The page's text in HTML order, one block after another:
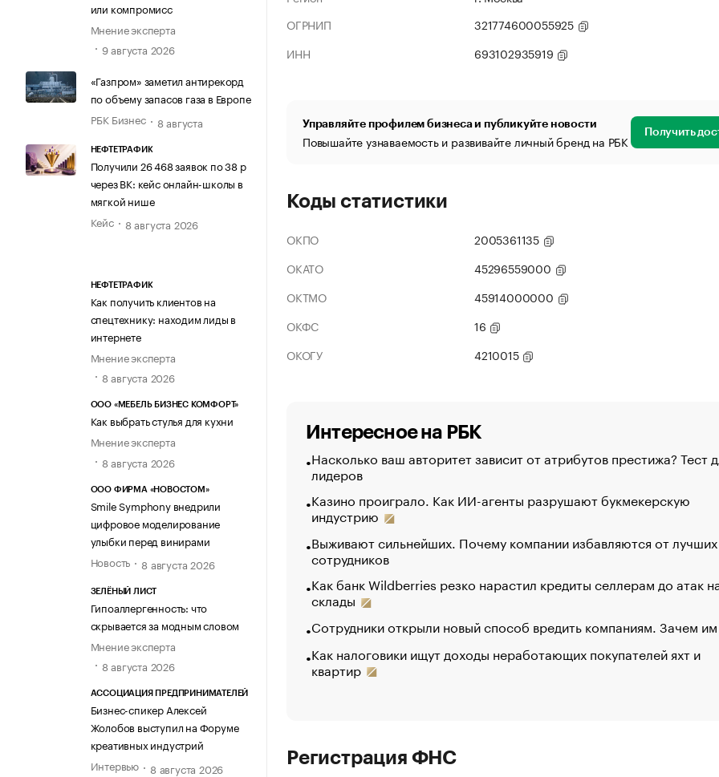
или компромисс
Мнение эксперта
9 августа 2026
«Газпром» заметил антирекорд
по объему запасов газа в Европе
РБК Бизнес
8 августа
НЕФТЕТРАФИК
Получили 26 468 заявок по 38 р
через ВК: кейс онлайн-школы в
мягкой нише
Кейс
8 августа 2026
НЕФТЕТРАФИК
Как получить клиентов на
спецтехнику: находим лиды в
интернете
Мнение эксперта
8 августа 2026
ООО «МЕБЕЛЬ БИЗНЕС КОМФОРТ»
Как выбрать стулья для кухни
Мнение эксперта
8 августа 2026
ООО ФИРМА «НОВОСТОМ»
Smile Symphony внедрили
цифровое моделирование
улыбки перед винирами
Новость
8 августа 2026
ЗЕЛЁНЫЙ ЛИСТ
Гипоаллергенность: что
скрывается за модным словом
Мнение эксперта
8 августа 2026
АССОЦИАЦИЯ ПРЕДПРИНИМАТЕЛЕЙ
Бизнес-спикер Алексей
Жолобов выступил на Форуме
креативных индустрий
Интервью
8 августа 2026
ОГРНИП
321774600055925
ИНН
693102935919
Управляйте профилем бизнеса и публикуйте новости
Повышайте узнаваемость и развивайте личный бренд на РБК Получить
Коды статистики
ОКПО
2005361135
ОКАТО
45296559000
ОКТМО
45914000000
ОКФС
16
ОКОГУ
4210015
Интересное на РБК
Насколько ваш авторитет зависит от атрибутов престижа? Тест
лидеров
Казино проиграло. Как ИИ-агенты разрушают букмекерскую
индустрию
Выживают сильнейших. Почему компании избавляются от лучших
сотрудников
Как банк Wildberries резко нарастил кредиты селлерам до атак
склады
Сотрудники открыли новый способ вредить компаниям. Зачем
Как налоговики ищут доходы неработающих покупателей яхт и
квартир
Регистрация ФНС